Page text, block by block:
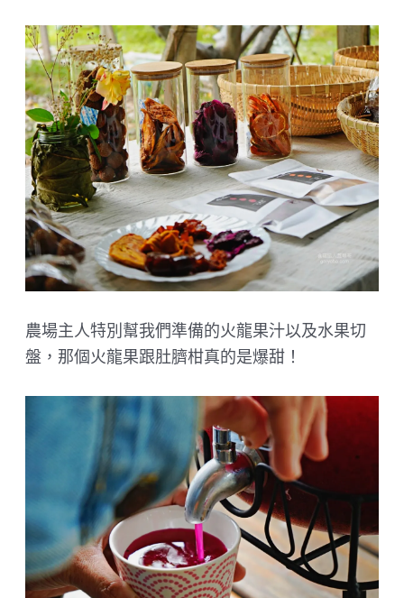
農場主人特別幫我們準備的火龍果汁以及水果切
盤，那個火龍果跟肚臍柑真的是爆甜！